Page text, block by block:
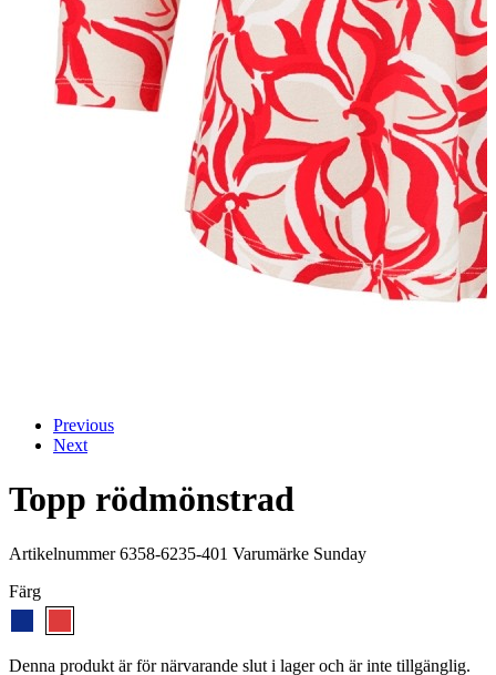
Previous
Next
Topp rödmönstrad
Artikelnummer 6358-6235-401 Varumärke Sunday
Färg
Denna produkt är för närvarande slut i lager och är inte tillgänglig.